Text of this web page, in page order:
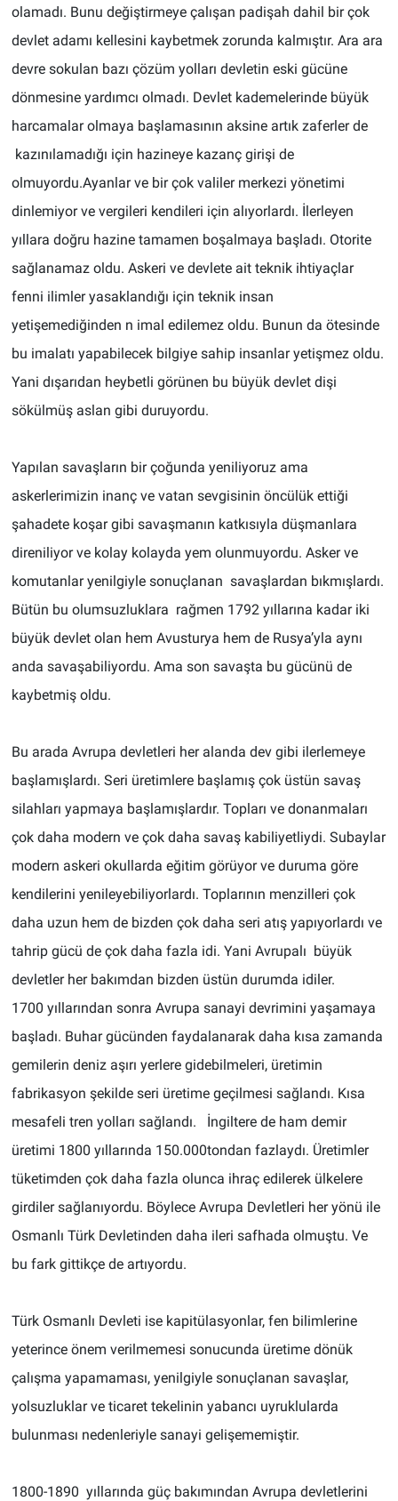
olamadı. Bunu değiştirmeye çalışan padişah dahil bir çok
devlet adamı kellesini kaybetmek zorunda kalmıştır. Ara ara
devre sokulan bazı çözüm yolları devletin eski gücüne
dönmesine yardımcı olmadı. Devlet kademelerinde büyük
harcamalar olmaya başlamasının aksine artık zaferler de
kazınılamadığı için hazineye kazanç girişi de
olmuyordu.Ayanlar ve bir çok valiler merkezi yönetimi
dinlemiyor ve vergileri kendileri için alıyorlardı. İlerleyen
yıllara doğru hazine tamamen boşalmaya başladı. Otorite
sağlanamaz oldu. Askeri ve devlete ait teknik ihtiyaçlar
fenni ilimler yasaklandığı için teknik insan
yetişemediğinden n imal edilemez oldu. Bunun da ötesinde
bu imalatı yapabilecek bilgiye sahip insanlar yetişmez oldu.
Yani dışarıdan heybetli görünen bu büyük devlet dişi
sökülmüş aslan gibi duruyordu.
Yapılan savaşların bir çoğunda yeniliyoruz ama
askerlerimizin inanç ve vatan sevgisinin öncülük ettiği
şahadete koşar gibi savaşmanın katkısıyla düşmanlara
direniliyor ve kolay kolayda yem olunmuyordu. Asker ve
komutanlar yenilgiyle sonuçlanan savaşlardan bıkmışlardı.
Bütün bu olumsuzluklara rağmen 1792 yıllarına kadar iki
büyük devlet olan hem Avusturya hem de Rusya’yla aynı
anda savaşabiliyordu. Ama son savaşta bu gücünü de
kaybetmiş oldu.
Bu arada Avrupa devletleri her alanda dev gibi ilerlemeye
başlamışlardı. Seri üretimlere başlamış çok üstün savaş
silahları yapmaya başlamışlardır. Topları ve donanmaları
çok daha modern ve çok daha savaş kabiliyetliydi. Subaylar
modern askeri okullarda eğitim görüyor ve duruma göre
kendilerini yenileyebiliyorlardı. Toplarının menzilleri çok
daha uzun hem de bizden çok daha seri atış yapıyorlardı ve
tahrip gücü de çok daha fazla idi. Yani Avrupalı büyük
devletler her bakımdan bizden üstün durumda idiler.
1700 yıllarından sonra Avrupa sanayi devrimini yaşamaya
başladı. Buhar gücünden faydalanarak daha kısa zamanda
gemilerin deniz aşırı yerlere gidebilmeleri, üretimin
fabrikasyon şekilde seri üretime geçilmesi sağlandı. Kısa
mesafeli tren yolları sağlandı. İngiltere de ham demir
üretimi 1800 yıllarında 150.000tondan fazlaydı. Üretimler
tüketimden çok daha fazla olunca ihraç edilerek ülkelere
girdiler sağlanıyordu. Böylece Avrupa Devletleri her yönü ile
Osmanlı Türk Devletinden daha ileri safhada olmuştu. Ve
bu fark gittikçe de artıyordu.
Türk Osmanlı Devleti ise kapitülasyonlar, fen bilimlerine
yeterince önem verilmemesi sonucunda üretime dönük
çalışma yapamaması, yenilgiyle sonuçlanan savaşlar,
yolsuzluklar ve ticaret tekelinin yabancı uyruklularda
bulunması nedenleriyle sanayi gelişememiştir.
1800-1890 yıllarında güç bakımından Avrupa devletlerini